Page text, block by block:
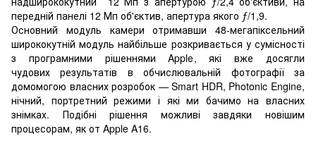
передній панелі 12 Мп об'єктив, апертура якого ƒ/1,9.
Основний модуль камери отримавши 48-мегапіксельний
ширококутній модуль найбільше розкривається у сумісності
з програмними рішеннями Apple, які вже досягли
чудових результатів в обчислювальній фотографії за
домомогою власних розробок — Smart HDR, Photonic Engine,
нічний, портретний режими і які ми бачимо на власних
знімках. Подібні рішення можливі завдяки новішим
процесорам, як от Apple A16.